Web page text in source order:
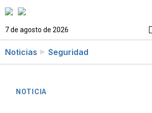
7 de agosto de 2026
Noticias Seguridad
NOTICIA